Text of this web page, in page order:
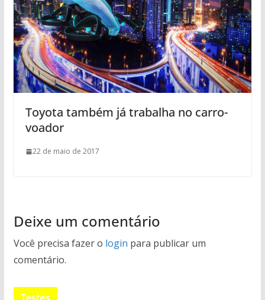
Toyota também já trabalha no carro-
voador
22 de maio de 2017
Deixe um comentário
Você precisa fazer o login para publicar um
comentário.